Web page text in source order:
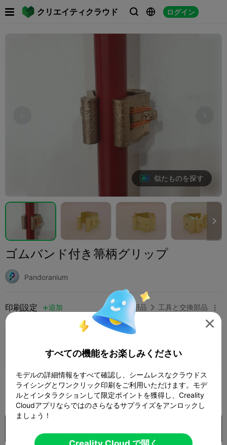
クリエイティクラウド   ログイン

似たものを探す

ゴムバンド付き箒柄グリップ
Pandoranium
印刷設定 追加 家庭用品  工具と交換部品 
さらにポイントを獲得
300 

すべての機能をお楽しみください
モデルの詳細情報をすべて確認し、シームレスなクラウドス
ライシングとワンクリック印刷をご利用いただけます。モデ
ルとインタラクションして限定ポイントを獲得し、Creality
Cloudアプリならではのさらなるサプライズをアンロックし
ましょう！